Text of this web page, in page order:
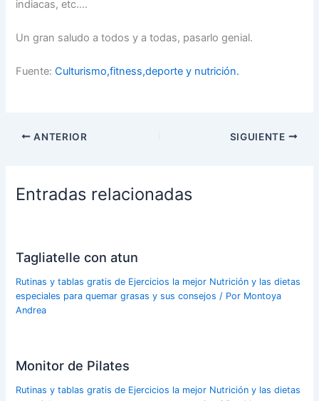
indiacas, etc….
Un gran saludo a todos y a todas, pasarlo genial.
Fuente:Culturismo,fitness,deporte y nutrición.
ANTERIOR SIGUIENTE
Entradas relacionadas
Tagliatelle con atun
Rutinas y tablas gratis de Ejercicios la mejor Nutrición y las dietas
especiales para quemar grasas y sus consejos / Por Montoya
Andrea
Monitor de Pilates
Rutinas y tablas gratis de Ejercicios la mejor Nutrición y las dietas